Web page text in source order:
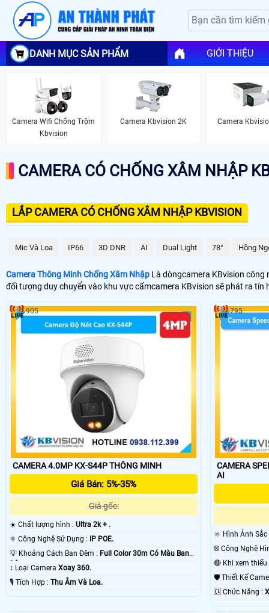
DANH MỤC SẢN PHẨM GIỚI THIỆU
Camera Wifi Chống Trộm
Kbvision
Camera Kbvision 2K Camera
CAMERA CÓ CHỐNG XÂM NHẬP
LẮP CAMERA CÓ CHỐNG XÂM NHẬP KBVISION
Mic Và Loa IP66 3D DNR AI Dual Light 78° Hồng
Camera Thông Minh Chống Xâm Nhập Là dòngcamera KBvision công
đối tượng duy chuyển vào khu vực cấmcamera KBvision sẽ phát ra tín
CAMERA 4.0MP KX-S44P THÔNG MINH
Giá Bán: 5%-35%
Giá gốc:
☀️ Chất lượng hình : Ultra 2k + .
⚛️ Công Nghệ Sử Dụng :
IP POE.
💡 Khoảng Cách Ban Đêm : Full Color 30m Có Màu Ban
Ðêm.
↕️ Loại Camera Xoay 360.
️🎙 Tích Hợp : Thu Âm Và Loa.
905
CAMERA
AI
🔆 Hình Ảnh
🛡 Thiết Kế
️🆑 Chức Năng :
795